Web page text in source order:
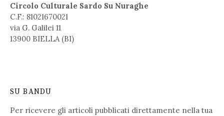
Circolo Culturale Sardo Su Nuraghe
C.F.: 81021670021
via G. Galilei 11
13900 BIELLA (BI)
SU BANDU
Per ricevere gli articoli pubblicati direttamente nella tua